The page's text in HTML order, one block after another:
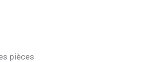
pièces